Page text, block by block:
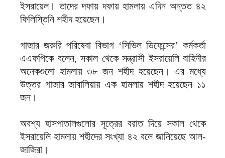
ইসরায়েল। তাদের দফায় দফায় হামলায় এদিন অন্তত ৪২
ফিলিস্তিনি শহীদ হয়েছেন।
গাজার জরুরি পরিষেবা বিভাগ ‘সিভিল ডিফেন্সের’ কর্মকর্তা
এএফপিকে বলেন, সকাল থেকে সন্ত্রাসী ইসরায়েলি বাহিনীর
অনেকগুলো হামলায় ৩৮ জন শহীদ হয়েছেন। এর মধ্যে
উত্তর গাজার জাবালিয়ায় এক হামলায় শহীদ হয়েছেন ১১
জন।
অবশ্য হাসপাতালগুলোর সূত্রের বরাত দিয়ে সকাল থেকে
ইসরায়েলি হামলায় শহীদের সংখ্যা ৪২ বলে জানিয়েছে আল-
জাজিরা।